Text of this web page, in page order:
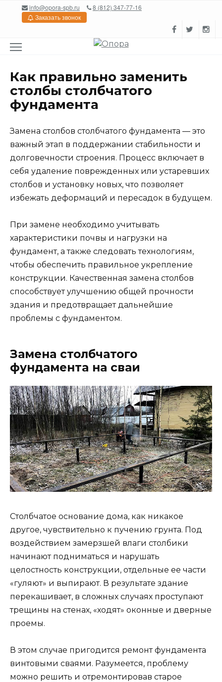
Перейтиinfo@opora-spb.ru
8 (812) 347-77-16
Заказать звонок
Как правильно заменить
столбы столбчатого
фундамента
Замена столбов столбчатого фундамента — это
важный этап в поддержании стабильности и
долговечности строения. Процесс включает в
себя удаление поврежденных или устаревших
столбов и установку новых, что позволяет
избежать деформаций и пересадок в будущем.
При замене необходимо учитывать
характеристики почвы и нагрузки на
фундамент, а также следовать технологиям,
чтобы обеспечить правильное укрепление
конструкции. Качественная замена столбов
способствует улучшению общей прочности
здания и предотвращает дальнейшие
проблемы с фундаментом.
Замена столбчатого
фундамента на сваи
Столбчатое основание дома, как никакое
другое, чувствительно к пучению грунта. Под
воздействием замерзшей влаги столбики
начинают подниматься и нарушать
целостность конструкции, отдельные ее части
«гуляют» и выпирают. В результате здание
перекашивает, в сложных случаях проступают
трещины на стенах, «ходят» оконные и дверные
проемы.
В этом случае пригодится ремонт фундамента
винтовыми сваями. Разумеется, проблему
можно решить и отремонтировав старое